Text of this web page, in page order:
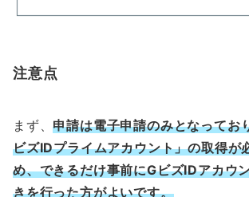
注意点
まず、申請は電子申請のみとなってお
ビズIDプライムアカウント」の取得が
め、できるだけ事前にGビズIDアカウ
きを行った方がよいです。